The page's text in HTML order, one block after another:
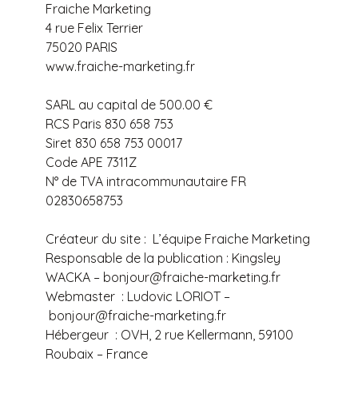
Fraiche Marketing
4 rue Felix Terrier
75020 PARIS
www.fraiche-marketing.fr
SARL au capital de 500.00 €
RCS Paris 830 658 753
Siret 830 658 753 00017
Code APE 7311Z
N° de TVA intracommunautaire FR
02830658753
Créateur du site : L’équipe Fraiche Marketing
Responsable de la publication : Kingsley
WACKA – bonjour@fraiche-marketing.fr
Webmaster : Ludovic LORIOT –
bonjour@fraiche-marketing.fr
Hébergeur : OVH, 2 rue Kellermann, 59100
Roubaix – France